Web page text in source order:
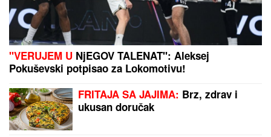
"VERUJEM U NjEGOV TALENAT": Aleksej
Pokuševski potpisao za Lokomotivu!
FRITAJA SA JAJIMA: Brz, zdrav i
ukusan doručak